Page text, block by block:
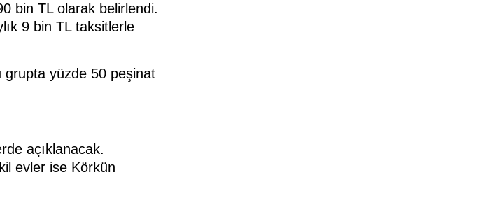
bin TL olarak belirlendi.
9 bin TL taksitlerle
grupta yüzde 50 peşinat
açıklanacak.
evler ise Körkün